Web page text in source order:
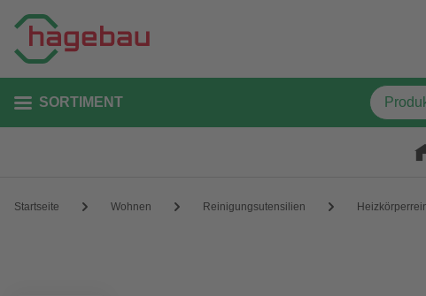
SORTIMENT
Startseite Wohnen Reinigungsutensilien